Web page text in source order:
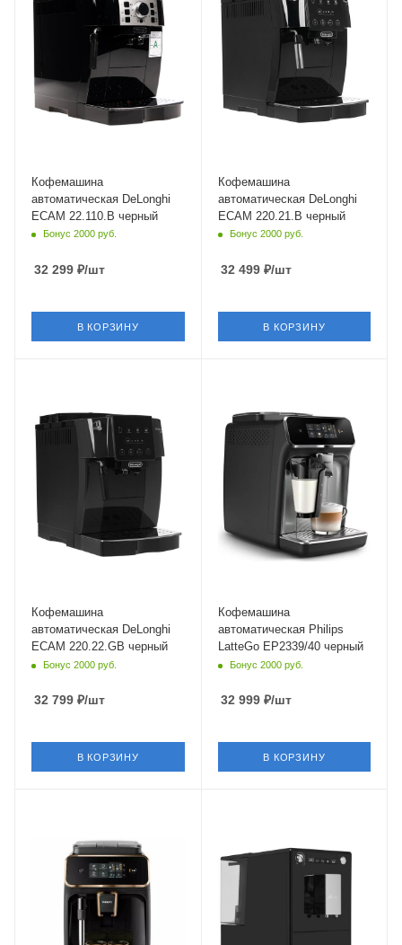
от сети
Длина сетевого шнура
1.15 м
Кофемашина
автоматическая DeLonghi
ECAM 22.110.B черный
Бонус 2000 руб.
32 299 ₽/шт
В КОРЗИНУ
от сети
Мощность
1450 Вт
Длина сетевого шнура
1.75 м
Кофемашина
автоматическая DeLonghi
ECAM 220.21.B черный
Бонус 2000 руб.
32 499₽/шт
В КОРЗИНУ
Питание
от сети
Мощность
1450 Вт
Длина сетевого шнура
1.75 м
Глубина
Кофемашина
автоматическая DeLonghi
ECAM 220.22.GB черный
Бонус 2000 руб.
32 799 ₽/шт
В КОРЗИНУ
Питание
от сети
Мощность
Длина сетевого шнура
1 м
Глубина
Кофемашина
автоматическая Philips
LatteGo EP2339/40 черный
Бонус 2000 руб.
32 999₽/шт
В КОРЗИНУ
Питание
от сети
Мощность
1500 Вт
Длина сетевого шнура
Питание